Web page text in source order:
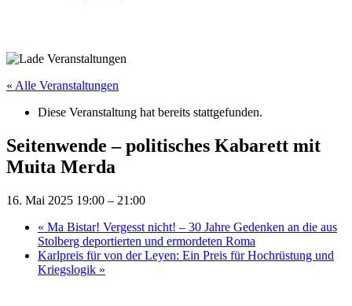
« Alle Veranstaltungen
Diese Veranstaltung hat bereits stattgefunden.
Seitenwende – politisches Kabarett mit
Muita Merda
16. Mai 2025 19:00 – 21:00
« Ma Bistar! Vergesst nicht! – 30 Jahre Gedenken an die aus
Stolberg deportierten und ermordeten Roma
Karlpreis für von der Leyen: Ein Preis für Hochrüstung und
Kriegslogik »